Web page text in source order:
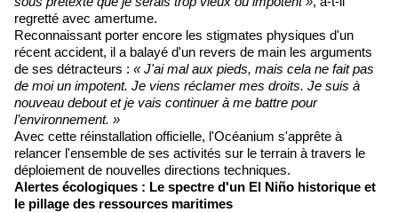
regretté avec amertume.
Reconnaissant porter encore les stigmates physiques d'un
récent accident, il a balayé d'un revers de main les arguments
de ses détracteurs : « J'ai mal aux pieds, mais cela ne fait pas
de moi un impotent. Je viens réclamer mes droits. Je suis à
nouveau debout et je vais continuer à me battre pour
l’environnement. »
Avec cette réinstallation officielle, l'Océanium s'apprête à
relancer l'ensemble de ses activités sur le terrain à travers le
déploiement de nouvelles directions techniques.
Alertes écologiques : Le spectre d'un El Niño historique et
le pillage des ressources maritimes